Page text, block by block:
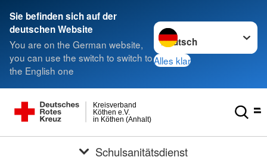
Sie befinden sich auf der
deutschen Website
You are on the German website,
you can use the switch to switch to
the English one
Sprache wechseln zu
Alles klar
in Köthen (Anhalt)
Köthen e.V.
Kreisverband
Schulsanitätsdienst